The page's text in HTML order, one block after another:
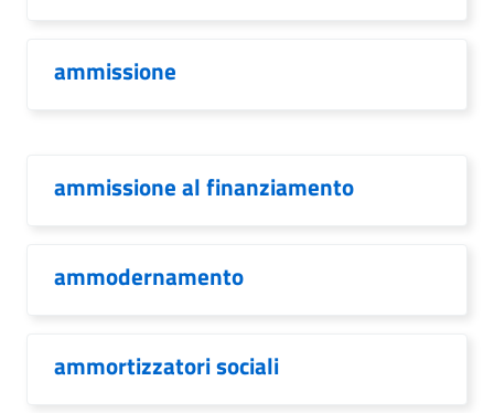
ammissione
ammissione al finanziamento
ammodernamento
ammortizzatori sociali